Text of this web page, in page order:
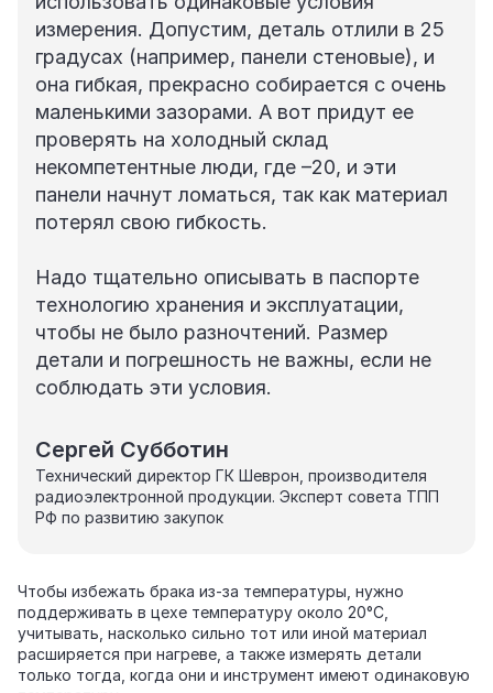
измерения. Допустим, деталь отлили в 25
градусах (например, панели стеновые), и
она гибкая, прекрасно собирается с очень
маленькими зазорами. А вот придут ее
проверять на холодный склад
некомпетентные люди, где –20, и эти
панели начнут ломаться, так как материал
потерял свою гибкость.
Надо тщательно описывать в паспорте
технологию хранения и эксплуатации,
чтобы не было разночтений. Размер
детали и погрешность не важны, если не
соблюдать эти условия.
Сергей Субботин
Технический директор ГК Шеврон, производителя
радиоэлектронной продукции. Эксперт совета ТПП
РФ по развитию закупок
Чтобы избежать брака из‑за температуры, нужно
поддерживать в цехе температуру около 20°C,
учитывать, насколько сильно тот или иной материал
расширяется при нагреве, а также измерять детали
только тогда, когда они и инструмент имеют одинаковую